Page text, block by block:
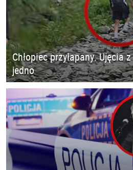
Chłopiec przyłapany. Ujęcia
jedno